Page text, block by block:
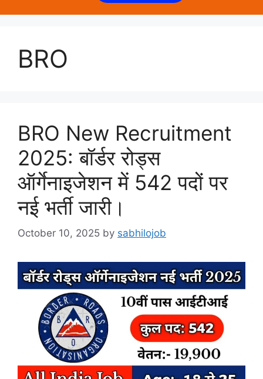
BRO
BRO New Recruitment
2025: बॉर्डर रोड्स
ऑर्गेनाइजेशन में 542 पदों पर
नई भर्ती जारी।
October 10, 2025 by sabhilojob